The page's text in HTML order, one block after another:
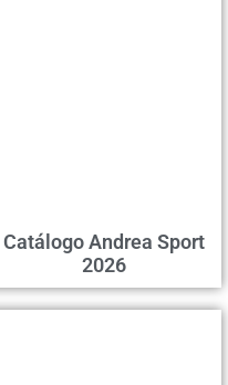
Catálogo Andrea Sport
2026